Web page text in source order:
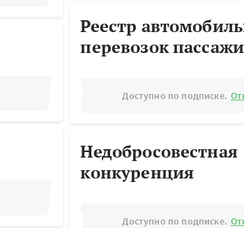
Реестр
перевозок
Доступно по подписке.
Недобросовестная
конкуренция
Доступно по подписке.